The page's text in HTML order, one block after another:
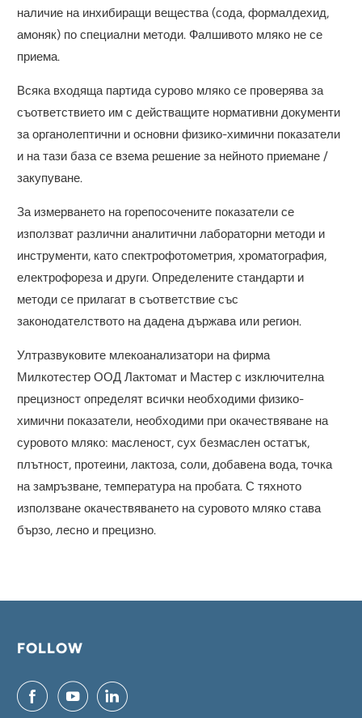
наличие на инхибиращи вещества (сода, формалдехид,
амоняк) по специални методи. Фалшивото мляко не се
приема.
Всяка входяща партида сурово мляко се проверява за
съответствието им с действащите нормативни документи
за органолептични и основни физико-химични показатели
и на тази база се взема решение за нейното приемане /
закупуване.
За измерването на горепосочените показатели се
използват различни аналитични лабораторни методи и
инструменти, като спектрофотометрия, хроматография,
електрофореза и други. Определените стандарти и
методи се прилагат в съответствие със
законодателството на дадена държава или регион.
Ултразвуковите млекоанализатори на фирма
Милкотестер ООД Лактомат и Мастер с изключителна
прецизност определят всички необходими физико-
химични показатели, необходими при окачествяване на
суровото мляко: масленост, сух безмаслен остатък,
плътност, протеини, лактоза, соли, добавена вода, точка
на замръзване, температура на пробата. С тяхното
използване окачествяването на суровото мляко става
бързо, лесно и прецизно.
FOLLOW